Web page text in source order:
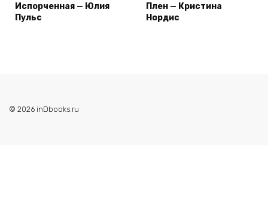
Испорченная — Юлия
Пульс
Плен — Кристина
Нордис
© 2026 inDbooks.ru